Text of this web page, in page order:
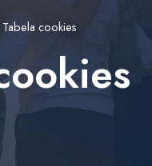
Tabela cookies